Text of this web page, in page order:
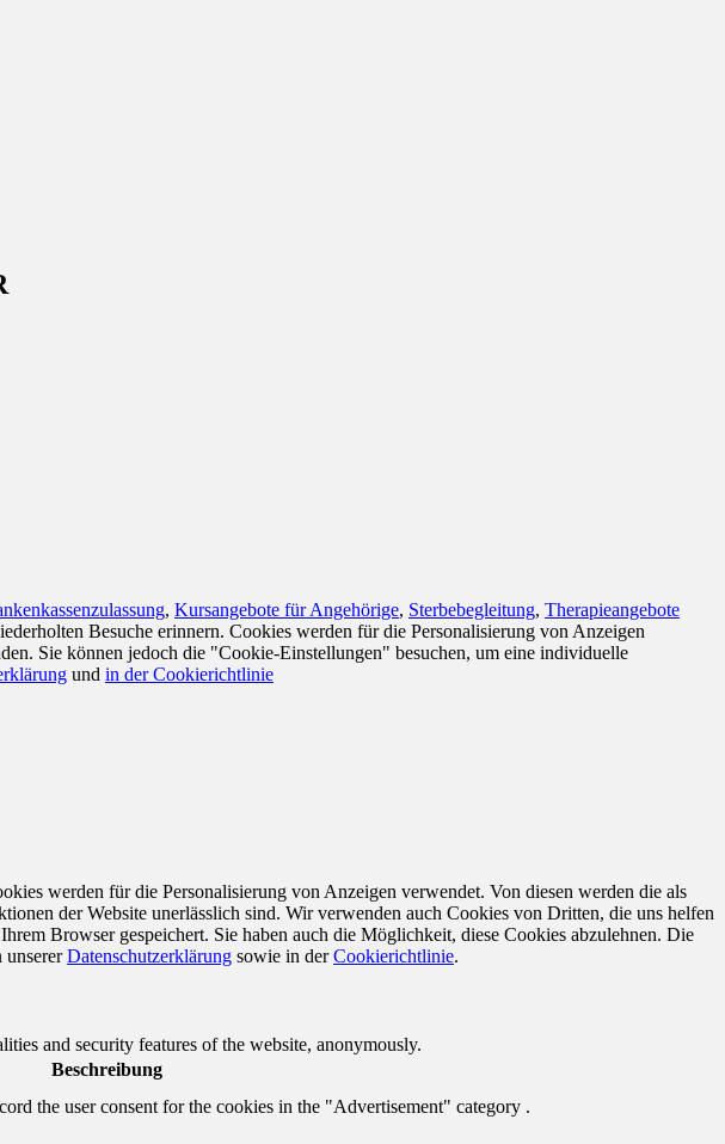
, Kursangebote für Angehörige, Sterbebegleitung, Therapieangebote
Besuche erinnern. Cookies werden für die Personalisierung von Anzeigen
Sie können jedoch die "Cookie-Einstellungen" besuchen, um eine individuelle
und in der Cookierichtlinie
werden für die Personalisierung von Anzeigen verwendet. Von diesen werden die als
der Website unerlässlich sind. Wir verwenden auch Cookies von Dritten, die uns helfen
Browser gespeichert. Sie haben auch die Möglichkeit, diese Cookies abzulehnen. Die
unsererDatenschutzerklärung sowie in derCookierichtlinie.
and security features of the website, anonymously.
Beschreibung
the user consent for the cookies in the "Advertisement" category .